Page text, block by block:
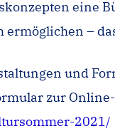
eine
–
und
zur
2021/